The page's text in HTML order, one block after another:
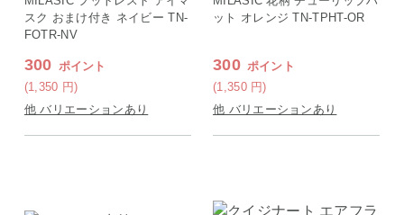
スク おまけ付き ネイビー TN-
FOTR-NV
300 ポイント
(1,350 円)
他 バリエーションあり
ット オレンジ TN-TPHT-OR
300 ポイント
(1,350 円)
他 バリエーションあり